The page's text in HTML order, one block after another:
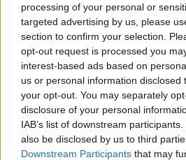
processing of your personal or
targeted advertising by us, please
section to confirm your selection.
opt-out request is processed you
interest-based ads based on
us or personal information disclosed
your opt-out. You may separately
disclosure of your personal
IAB’s list of downstream
also be disclosed by us to third
Downstream Participants that may
Questa è la ripartizione dei nuovi
territorialee in ordine decrescente di
giornaliero:
Area pisana, 301 casi:Orciano Pisano
Vecchiano 22, San Giuliano Terme 55,
Vicopisano 11, Calci 7, Fauglia 3,
Valdera, 153 casi:Palaia 12, Lajatico